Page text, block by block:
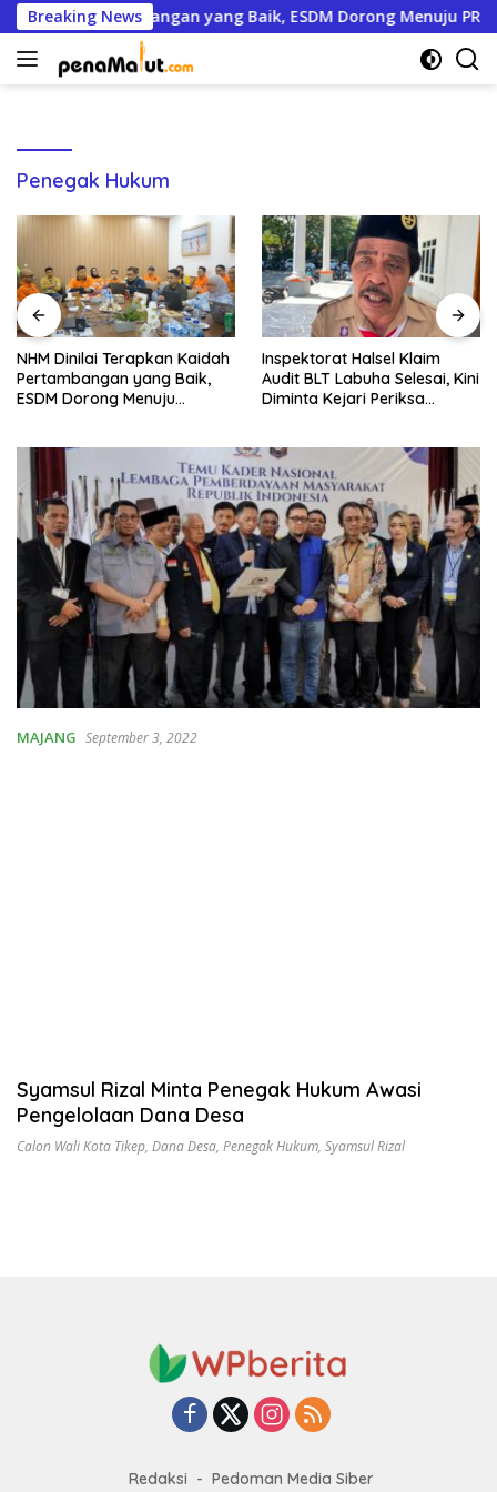
Langsung
ke
konten
Breaking News
Pertambangan yang Baik, ESDM Dorong Menuju
Penegak Hukum
Inspektorat Halsel Klaim
Audit BLT Labuha Selesai, Kini
Diminta Kejari Periksa
Ekspor Hasil Tambang
Capai 243 Triliun,
Hanya Kebagian 317
MAJANG September 3, 2022
Syamsul Rizal Minta Penegak Hukum Awasi
Pengelolaan Dana Desa
Calon Wali Kota Tikep, Dana Desa, Penegak Hukum, Syamsul Rizal
Redaksi Pedoman Media Siber